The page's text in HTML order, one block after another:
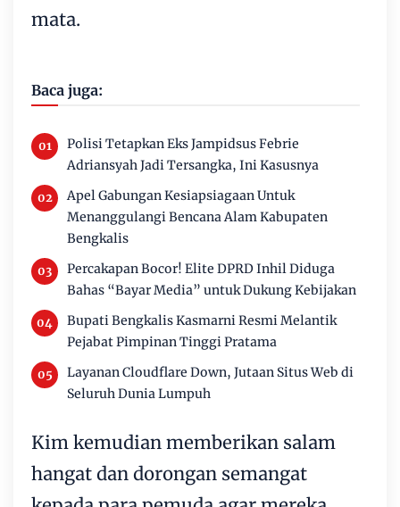
mata.
Baca juga:
Polisi Tetapkan Eks Jampidsus Febrie
Adriansyah Jadi Tersangka, Ini Kasusnya
Apel Gabungan Kesiapsiagaan Untuk
Menanggulangi Bencana Alam Kabupaten
Bengkalis
Percakapan Bocor! Elite DPRD Inhil Diduga
Bahas “Bayar Media” untuk Dukung Kebijakan
Bupati Bengkalis Kasmarni Resmi Melantik
Pejabat Pimpinan Tinggi Pratama
Layanan Cloudflare Down, Jutaan Situs Web di
Seluruh Dunia Lumpuh
Kim kemudian memberikan salam
hangat dan dorongan semangat